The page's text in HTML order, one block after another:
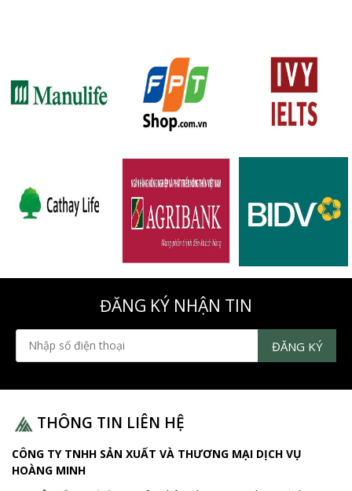
ĐĂNG KÝ NHẬN TIN
THÔNG TIN LIÊN HỆ
CÔNG TY TNHH SẢN XUẤT VÀ THƯƠNG MẠI DỊCH VỤ
HOÀNG MINH